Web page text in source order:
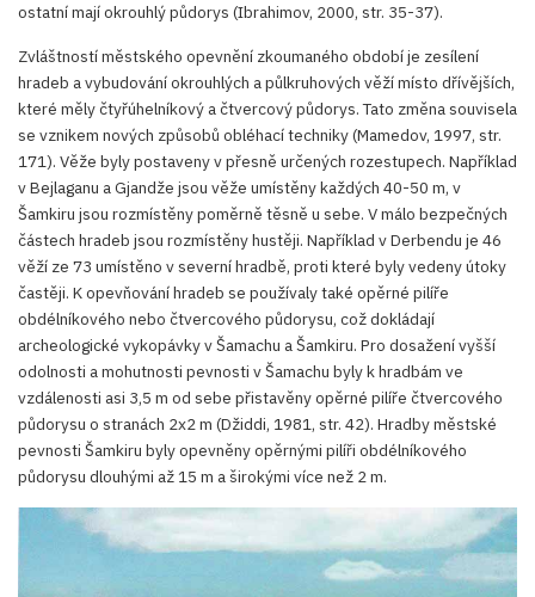
ostatní mají okrouhlý půdorys (Ibrahimov, 2000, str. 35-37).
Zvláštností městského opevnění zkoumaného období je zesílení
hradeb a vybudování okrouhlých a půlkruhových věží místo dřívějších,
které měly čtyřúhelníkový a čtvercový půdorys. Tato změna souvisela
se vznikem nových způsobů obléhací techniky (Mamedov, 1997, str.
171). Věže byly postaveny v přesně určených rozestupech. Například
v Bejlaganu a Gjandže jsou věže umístěny každých 40-50 m, v
Šamkiru jsou rozmístěny poměrně těsně u sebe. V málo bezpečných
částech hradeb jsou rozmístěny hustěji. Například v Derbendu je 46
věží ze 73 umístěno v severní hradbě, proti které byly vedeny útoky
častěji. K opevňování hradeb se používaly také opěrné pilíře
obdélníkového nebo čtvercového půdorysu, což dokládají
archeologické vykopávky v Šamachu a Šamkiru. Pro dosažení vyšší
odolnosti a mohutnosti pevnosti v Šamachu byly k hradbám ve
vzdálenosti asi 3,5 m od sebe přistavěny opěrné pilíře čtvercového
půdorysu o stranách 2x2 m (Džiddi, 1981, str. 42). Hradby městské
pevnosti Šamkiru byly opevněny opěrnými pilíři obdélníkového
půdorysu dlouhými až 15 m a širokými více než 2 m.